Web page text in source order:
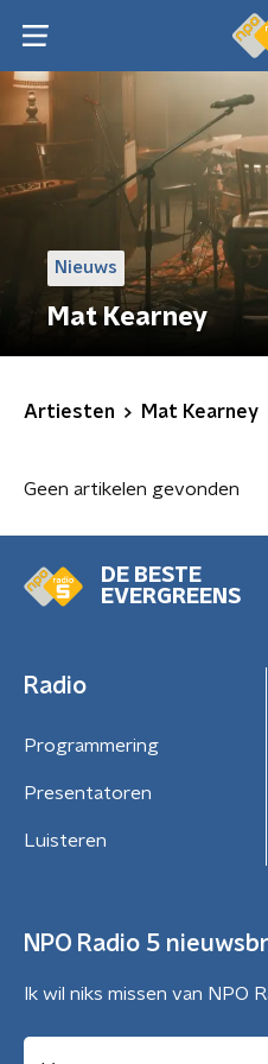
Nieuws
Mat Kearney
Artiesten Mat Kearney
Geen artikelen gevonden
DE BESTE
EVERGREENS
Radio
Programmering
Presentatoren
Luisteren
NPO Radio 5
Ik wil niks missen van NPO